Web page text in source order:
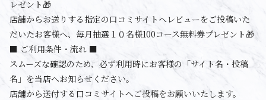
レゼント🎁
店舗からお送りする指定の口コミサイトへレビューをご投稿いた
だいたお客様へ、毎月抽選１０名様100コース無料券プレゼント🎁
■ ご利用条件・流れ ■
スムーズな確認のため、必ず利用時にお客様の「サイト名・投稿
名」を当店へお知らせください。
店舗から送付する口コミサイトへご投稿をお願いいたします。